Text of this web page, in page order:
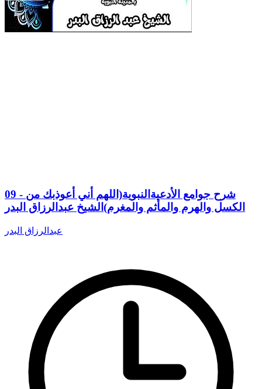
09 - شرح جوامع الأدعيةالنبوية(اللهم أني أعوذبك من
الكسل والهرم والمأثم والمغرم)الشيخ عبدالرزاق البدر
عبدالرزاق البدر